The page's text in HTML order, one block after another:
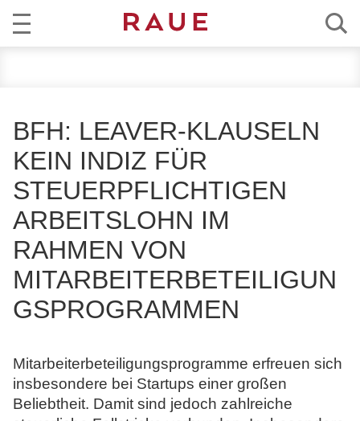
s
n
w
l
t
u
d
N
o
TEAM
KARRIERE
ÜBER RAUE
BFH: LEAVER-KLAUSELN
KEIN INDIZ FÜR
STEUERPFLICHTIGEN
ARBEITSLOHN IM
RAHMEN VON
MITARBEITERBETEILIGUN
GSPROGRAMMEN
Mitarbeiterbeteiligungsprogramme erfreuen sich
insbesondere bei Startups einer großen
Beliebtheit. Damit sind jedoch zahlreiche